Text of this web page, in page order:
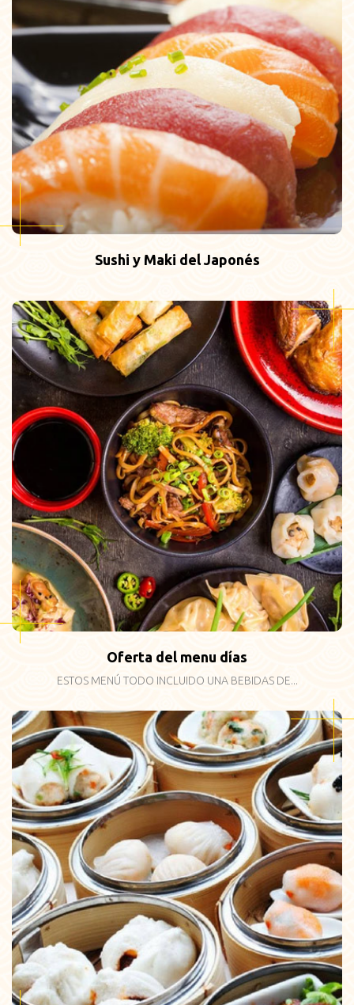
Sushi y Maki del Japonés
Oferta del menu días
ESTOS MENÚ TODO INCLUIDO UNA BEBIDAS DE...